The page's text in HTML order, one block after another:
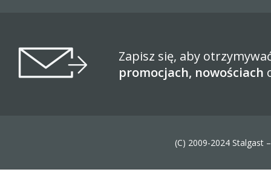
Zapisz się, aby
promocjach, nowościach
(C) 2009-2024 Stalgast